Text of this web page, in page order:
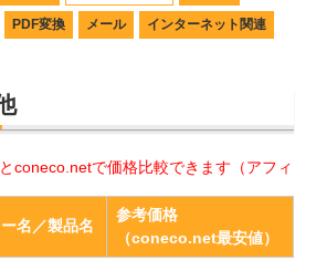
PDF変換 メール インターネット関連
coneco.netで価格比較できます（アフィ
名／製品名
参考価格
（coneco.net最安値）